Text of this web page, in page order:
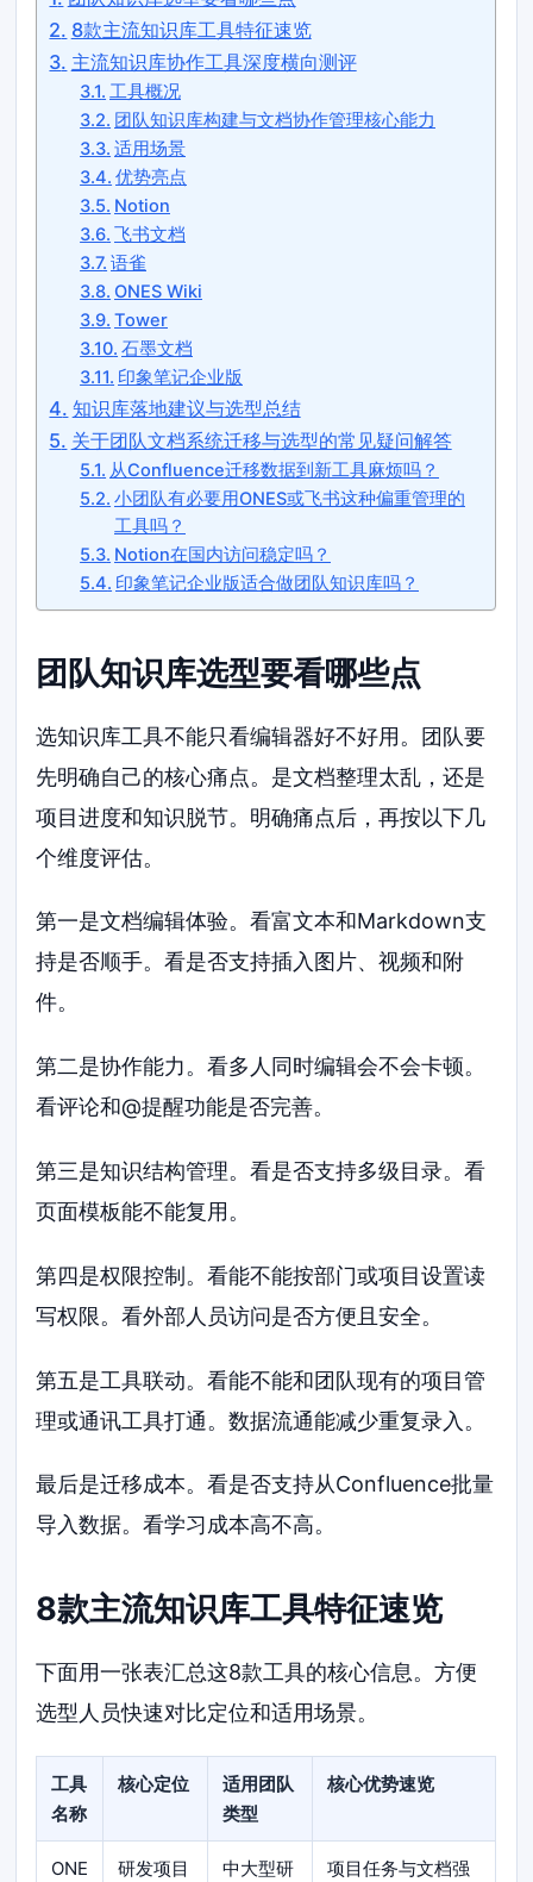
8款主流知识库工具特征速览
主流知识库协作工具深度横向测评
工具概况
团队知识库构建与文档协作管理核心能力
适用场景
优势亮点
Notion
飞书文档
语雀
ONES Wiki
Tower
石墨文档
印象笔记企业版
知识库落地建议与选型总结
关于团队文档系统迁移与选型的常见疑问解答
从Confluence迁移数据到新工具麻烦吗？
小团队有必要用ONES或飞书这种偏重管理的
工具吗？
Notion在国内访问稳定吗？
印象笔记企业版适合做团队知识库吗？
团队知识库选型要看哪些点
选知识库工具不能只看编辑器好不好用。团队要
先明确自己的核心痛点。是文档整理太乱，还是
项目进度和知识脱节。明确痛点后，再按以下几
个维度评估。
第一是文档编辑体验。看富文本和Markdown支
持是否顺手。看是否支持插入图片、视频和附
件。
第二是协作能力。看多人同时编辑会不会卡顿。
看评论和@提醒功能是否完善。
第三是知识结构管理。看是否支持多级目录。看
页面模板能不能复用。
第四是权限控制。看能不能按部门或项目设置读
写权限。看外部人员访问是否方便且安全。
第五是工具联动。看能不能和团队现有的项目管
理或通讯工具打通。数据流通能减少重复录入。
最后是迁移成本。看是否支持从Confluence批量
导入数据。看学习成本高不高。
8款主流知识库工具特征速览
下面用一张表汇总这8款工具的核心信息。方便
选型人员快速对比定位和适用场景。
工具
名称
核心定位
适用团队
类型
核心优势速览
ONE
研发项目
中大型研
项目任务与文档强